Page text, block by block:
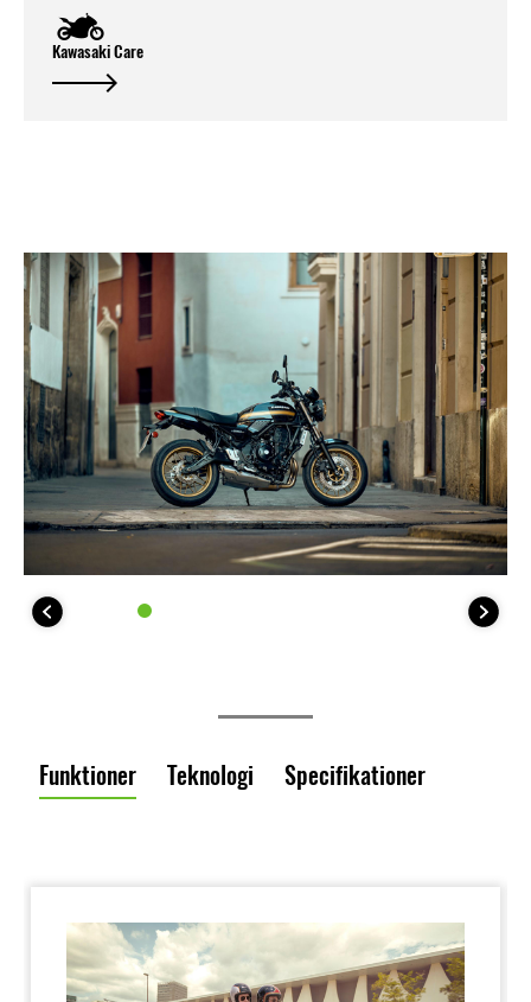
Kawasaki Care
Funktioner Teknologi Specifikationer